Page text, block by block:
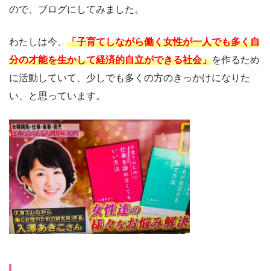
ので、ブログにしてみました。
わたしは今、 「子育てしながら働く女性が一人でも多く自
分の才能を生かして経済的自立ができる社会」を作るため
に活動していて、少しでも多くの方のきっかけになりた
い、と思っています。